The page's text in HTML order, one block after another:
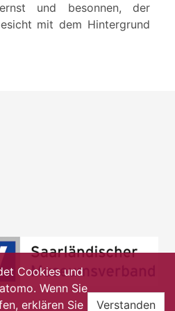
und besonnen, der
mit dem Hintergrund
Cookies und
Wenn Sie
erklären Sie
Verstanden